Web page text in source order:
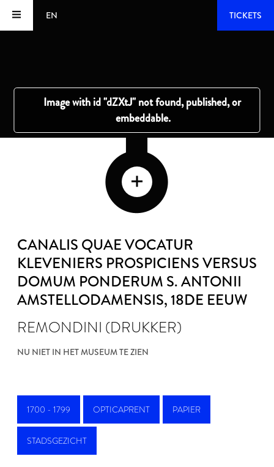
EN TICKETS
CANALIS QUAE VOCATUR
KLEVENIERS PROSPICIENS VERSUS
DOMUM PONDERUM S. ANTONII
AMSTELLODAMENSIS, 18DE EEUW
REMONDINI (DRUKKER)
NU NIET IN HET MUSEUM TE ZIEN
1700 - 1799 OPTICAPRENT PAPIER
STADSGEZICHT